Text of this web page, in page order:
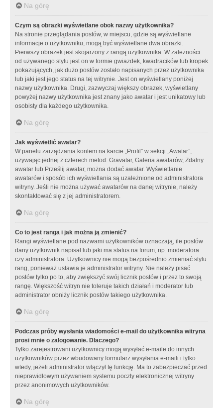
Na górę
Czym są obrazki wyświetlane obok nazwy użytkownika?
Na stronie przeglądania postów, w miejscu, gdzie są wyświetlane
informacje o użytkowniku, mogą być wyświetlane dwa obrazki.
Pierwszy obrazek jest skojarzony z rangą użytkownika. W zależności
od używanego stylu jest on w formie gwiazdek, kwadracików lub kropek
pokazujących, jak dużo postów zostało napisanych przez użytkownika
lub jaki jest jego status na tej witrynie. Jest on wyświetlany poniżej
nazwy użytkownika. Drugi, zazwyczaj większy obrazek, wyświetlany
powyżej nazwy użytkownika jest znany jako awatar i jest unikatowy lub
osobisty dla każdego użytkownika.
Na górę
Jak wyświetlić awatar?
W panelu zarządzania kontem na karcie „Profil” w sekcji „Awatar”,
używając jednej z czterech metod: Gravatar, Galeria awatarów, Zdalny
awatar lub Prześlij awatar, można dodać awatar. Wyświetlanie
awatarów i sposób ich wyświetlania są uzależnione od administratora
witryny. Jeśli nie można używać awatarów na danej witrynie, należy
skontaktować się z jej administratorem.
Na górę
Co to jest ranga i jak można ją zmienić?
Rangi wyświetlane pod nazwami użytkowników oznaczają, ile postów
dany użytkownik napisał lub jaki ma status na forum, np. moderatora
czy administratora. Użytkownicy nie mogą bezpośrednio zmieniać stylu
rang, ponieważ ustawia je administrator witryny. Nie należy pisać
postów tylko po to, aby zwiększyć swój licznik postów i przez to swoją
rangę. Większość witryn nie toleruje takich działań i moderator lub
administrator obniży licznik postów takiego użytkownika.
Na górę
Podczas próby wysłania wiadomości e-mail do użytkownika witryna
prosi mnie o zalogowanie. Dlaczego?
Tylko zarejestrowani użytkownicy mogą wysyłać e-maile do innych
użytkowników przez wbudowany formularz wysyłania e-maili i tylko
wtedy, jeżeli administrator włączył tę funkcję. Ma to zabezpieczać przed
nieprawidłowym używaniem systemu poczty elektronicznej witryny
przez anonimowych użytkowników.
Na górę